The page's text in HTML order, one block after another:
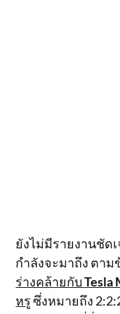
ยังไม่มีรายงานชัด
กำลังจะมาถึง ตา
ร่างคล้ายกับTesla
หรูซึ่งหมายถึง